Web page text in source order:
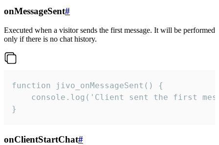
onMessageSent#
Executed when a visitor sends the first message. It will be performed
only if there is no chat history.
function jivo_onMessageSent() {
console.log('Client sent the first
}
onClientStartChat#